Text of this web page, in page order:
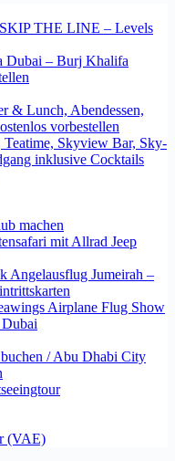
THE LINE – Levels
Dubai – Burj Khalifa
& Lunch, Abendessen,
vorbestellen
Skyview Bar, Sky-
inklusive Cocktails
machen
mit Allrad Jeep
Angelausflug Jumeirah –
Airplane Flug Show
/ Abu Dhabi City
(VAE)